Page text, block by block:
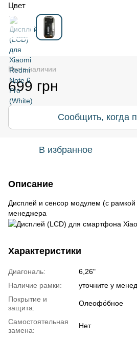
Цвет
Нет в наличии
699 грн
Сообщить, когда
В избранное
Описание
Дисплей и сенсор модулем (с рамкой
менеджера
Характеристики
Диагональ:
6,26"
Наличие рамки:
уточните у
Покрытие и
защита:
Олеофо́бное
Самостоятельная
замена:
Нет